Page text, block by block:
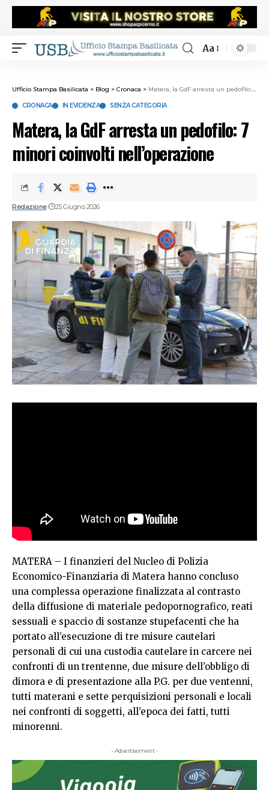
Aa
Ufficio Stampa Basilicata > Blog > Cronaca > Matera, la GdF arresta un pedofilo: 7 minori coinvolti nell’operazione
CRONACA IN EVIDENZA SENZA CATEGORIA
Matera, la GdF arresta un pedofilo: 7
minori coinvolti nell’operazione
Redazione 25 Giugno 2026
MATERA – I finanzieri del Nucleo di Polizia
Economico-Finanziaria di Matera hanno concluso
una complessa operazione finalizzata al contrasto
della diffusione di materiale pedopornografico, reati
sessuali e spaccio di sostanze stupefacenti che ha
portato all’esecuzione di tre misure cautelari
personali di cui una custodia cautelare in carcere nei
confronti di un trentenne, due misure dell’obbligo di
dimora e di presentazione alla P.G. per due ventenni,
tutti materani e sette perquisizioni personali e locali
nei confronti di soggetti, all’epoca dei fatti, tutti
minorenni.
- Advertisement -